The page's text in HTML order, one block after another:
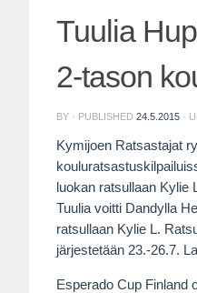
Tuulia
2-tason
BY · PUBLISHED 24.5.2015 ·
Kymijoen Ratsastajat
luokan ratsullaan
Tuulia voitti Dandylla
ratsullaan Kylie L.
järjestetään 23.-26.7.
Esperado Cup Finland